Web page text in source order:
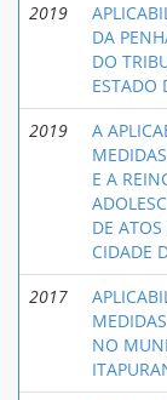
2019
DA
DO
ESTADO
2019
A
E A
DE
CIDADE
2017
NO